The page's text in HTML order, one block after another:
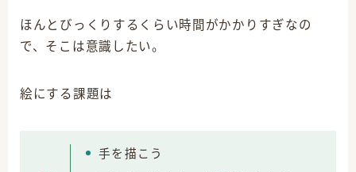
ほんとびっくりするくらい時間がかかりすぎなの
で、そこは意識したい。
絵にする課題は
手を描こう